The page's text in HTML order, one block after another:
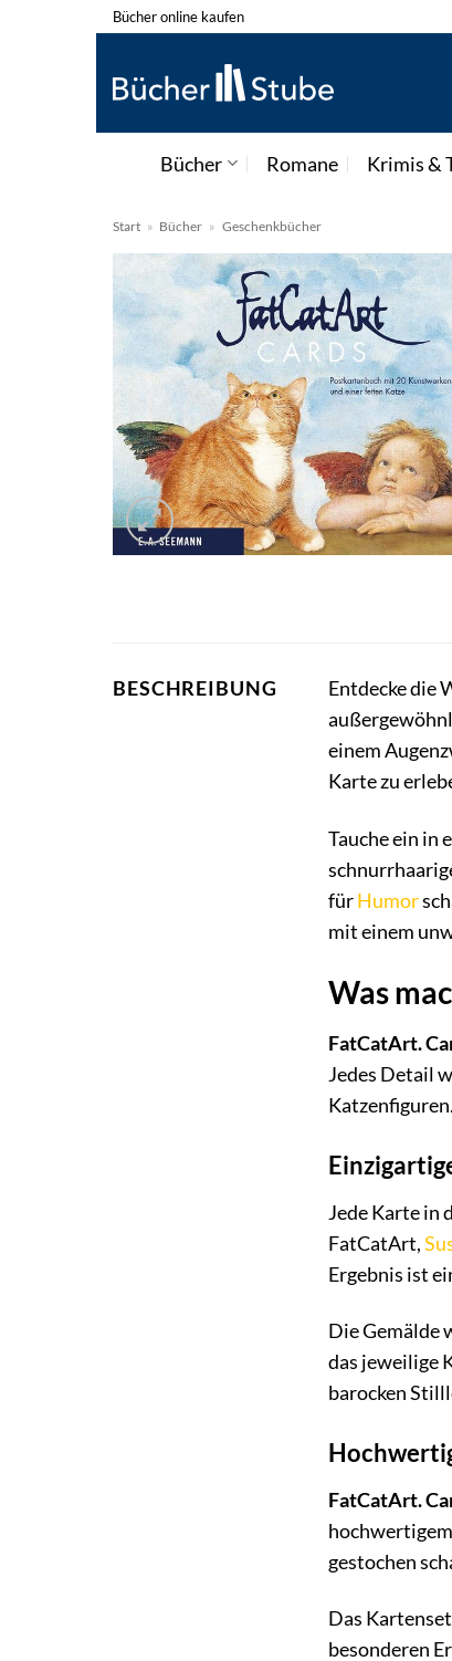
Zum
springen
Bücher online kaufen
Bücher Romane Krimis &
Start » Bücher » Geschenkbücher
BESCHREIBUNG Entdecke die
einem
Karte zu
Tauche ein in
fürHumor
mit einem
Was
FatCatArt.
Jedes Detail
Jede Karte in
FatCatArt,
Ergebnis ist
Die Gemälde
das jeweilige
barocken
FatCatArt.
gestochen
Das
besonderen